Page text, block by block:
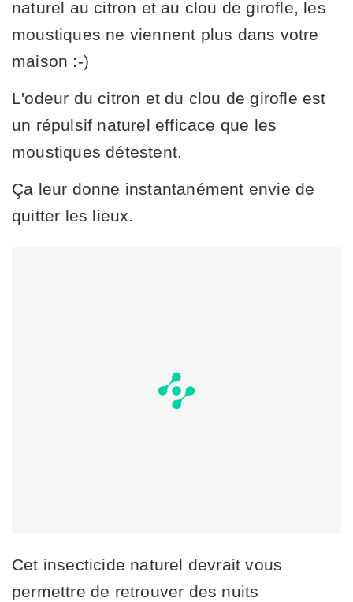
naturel au citron et au clou de girofle, les
moustiques ne viennent plus dans votre
maison :-)
L'odeur du citron et du clou de girofle est
un répulsif naturel efficace que les
moustiques détestent.
Ça leur donne instantanément envie de
quitter les lieux.
Cet insecticide naturel devrait vous
permettre de retrouver des nuits